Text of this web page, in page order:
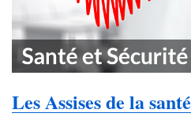
Les Assises de la santé